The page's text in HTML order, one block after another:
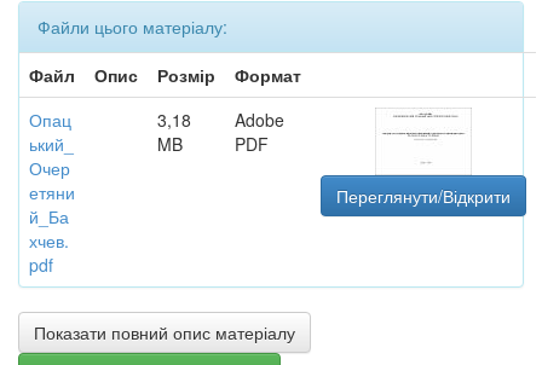
Файли цього матеріалу:
Файл
Опис Розмір
Формат
Опац
ький_
Очер
етяни
й_Ба
хчев.
pdf
3,18
MB
Adobe
PDF
Переглянути/Відкрити
Показати повний опис матеріалу